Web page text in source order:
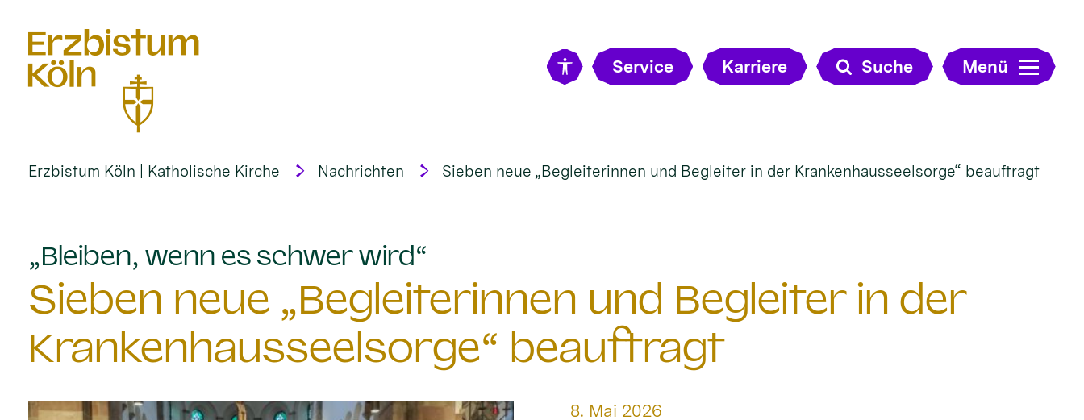
Service Karriere Suche Menü
Erzbistum Köln | Katholische Kirche Nachrichten Sieben neue „Begleiterinnen und Begleiter in der Krankenhausseelsorge“ beauftragt
„Bleiben, wenn es schwer wird“
Sieben neue „Begleiterinnen und Begleiter in der
Krankenhausseelsorge“ beauftragt
Datum:
8. Mai 2026